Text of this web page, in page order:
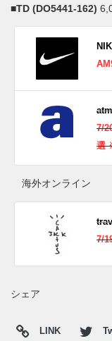
■TD (DO5441-162)
7/
選
海外オンライン
7/
シェア
LINK